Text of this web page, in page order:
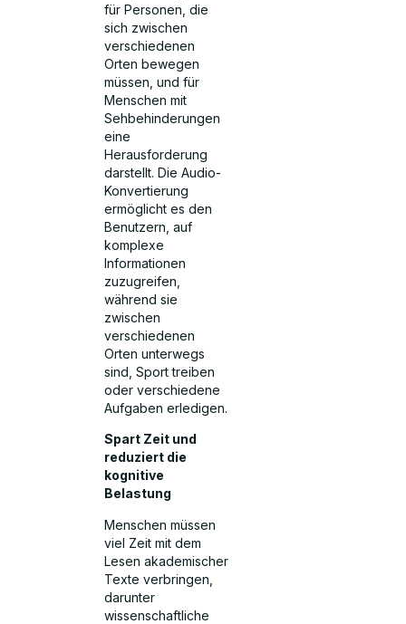
für Personen, die
sich zwischen
verschiedenen
Orten bewegen
müssen, und für
Menschen mit
Sehbehinderungen
eine
Herausforderung
darstellt. Die Audio-
Konvertierung
ermöglicht es den
Benutzern, auf
komplexe
Informationen
zuzugreifen,
während sie
zwischen
verschiedenen
Orten unterwegs
sind, Sport treiben
oder verschiedene
Aufgaben erledigen.
Spart Zeit und
reduziert die
kognitive
Belastung
Menschen müssen
viel Zeit mit dem
Lesen akademischer
Texte verbringen,
darunter
wissenschaftliche